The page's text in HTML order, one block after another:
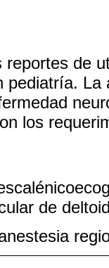
reportes de
pediatría.
los
de